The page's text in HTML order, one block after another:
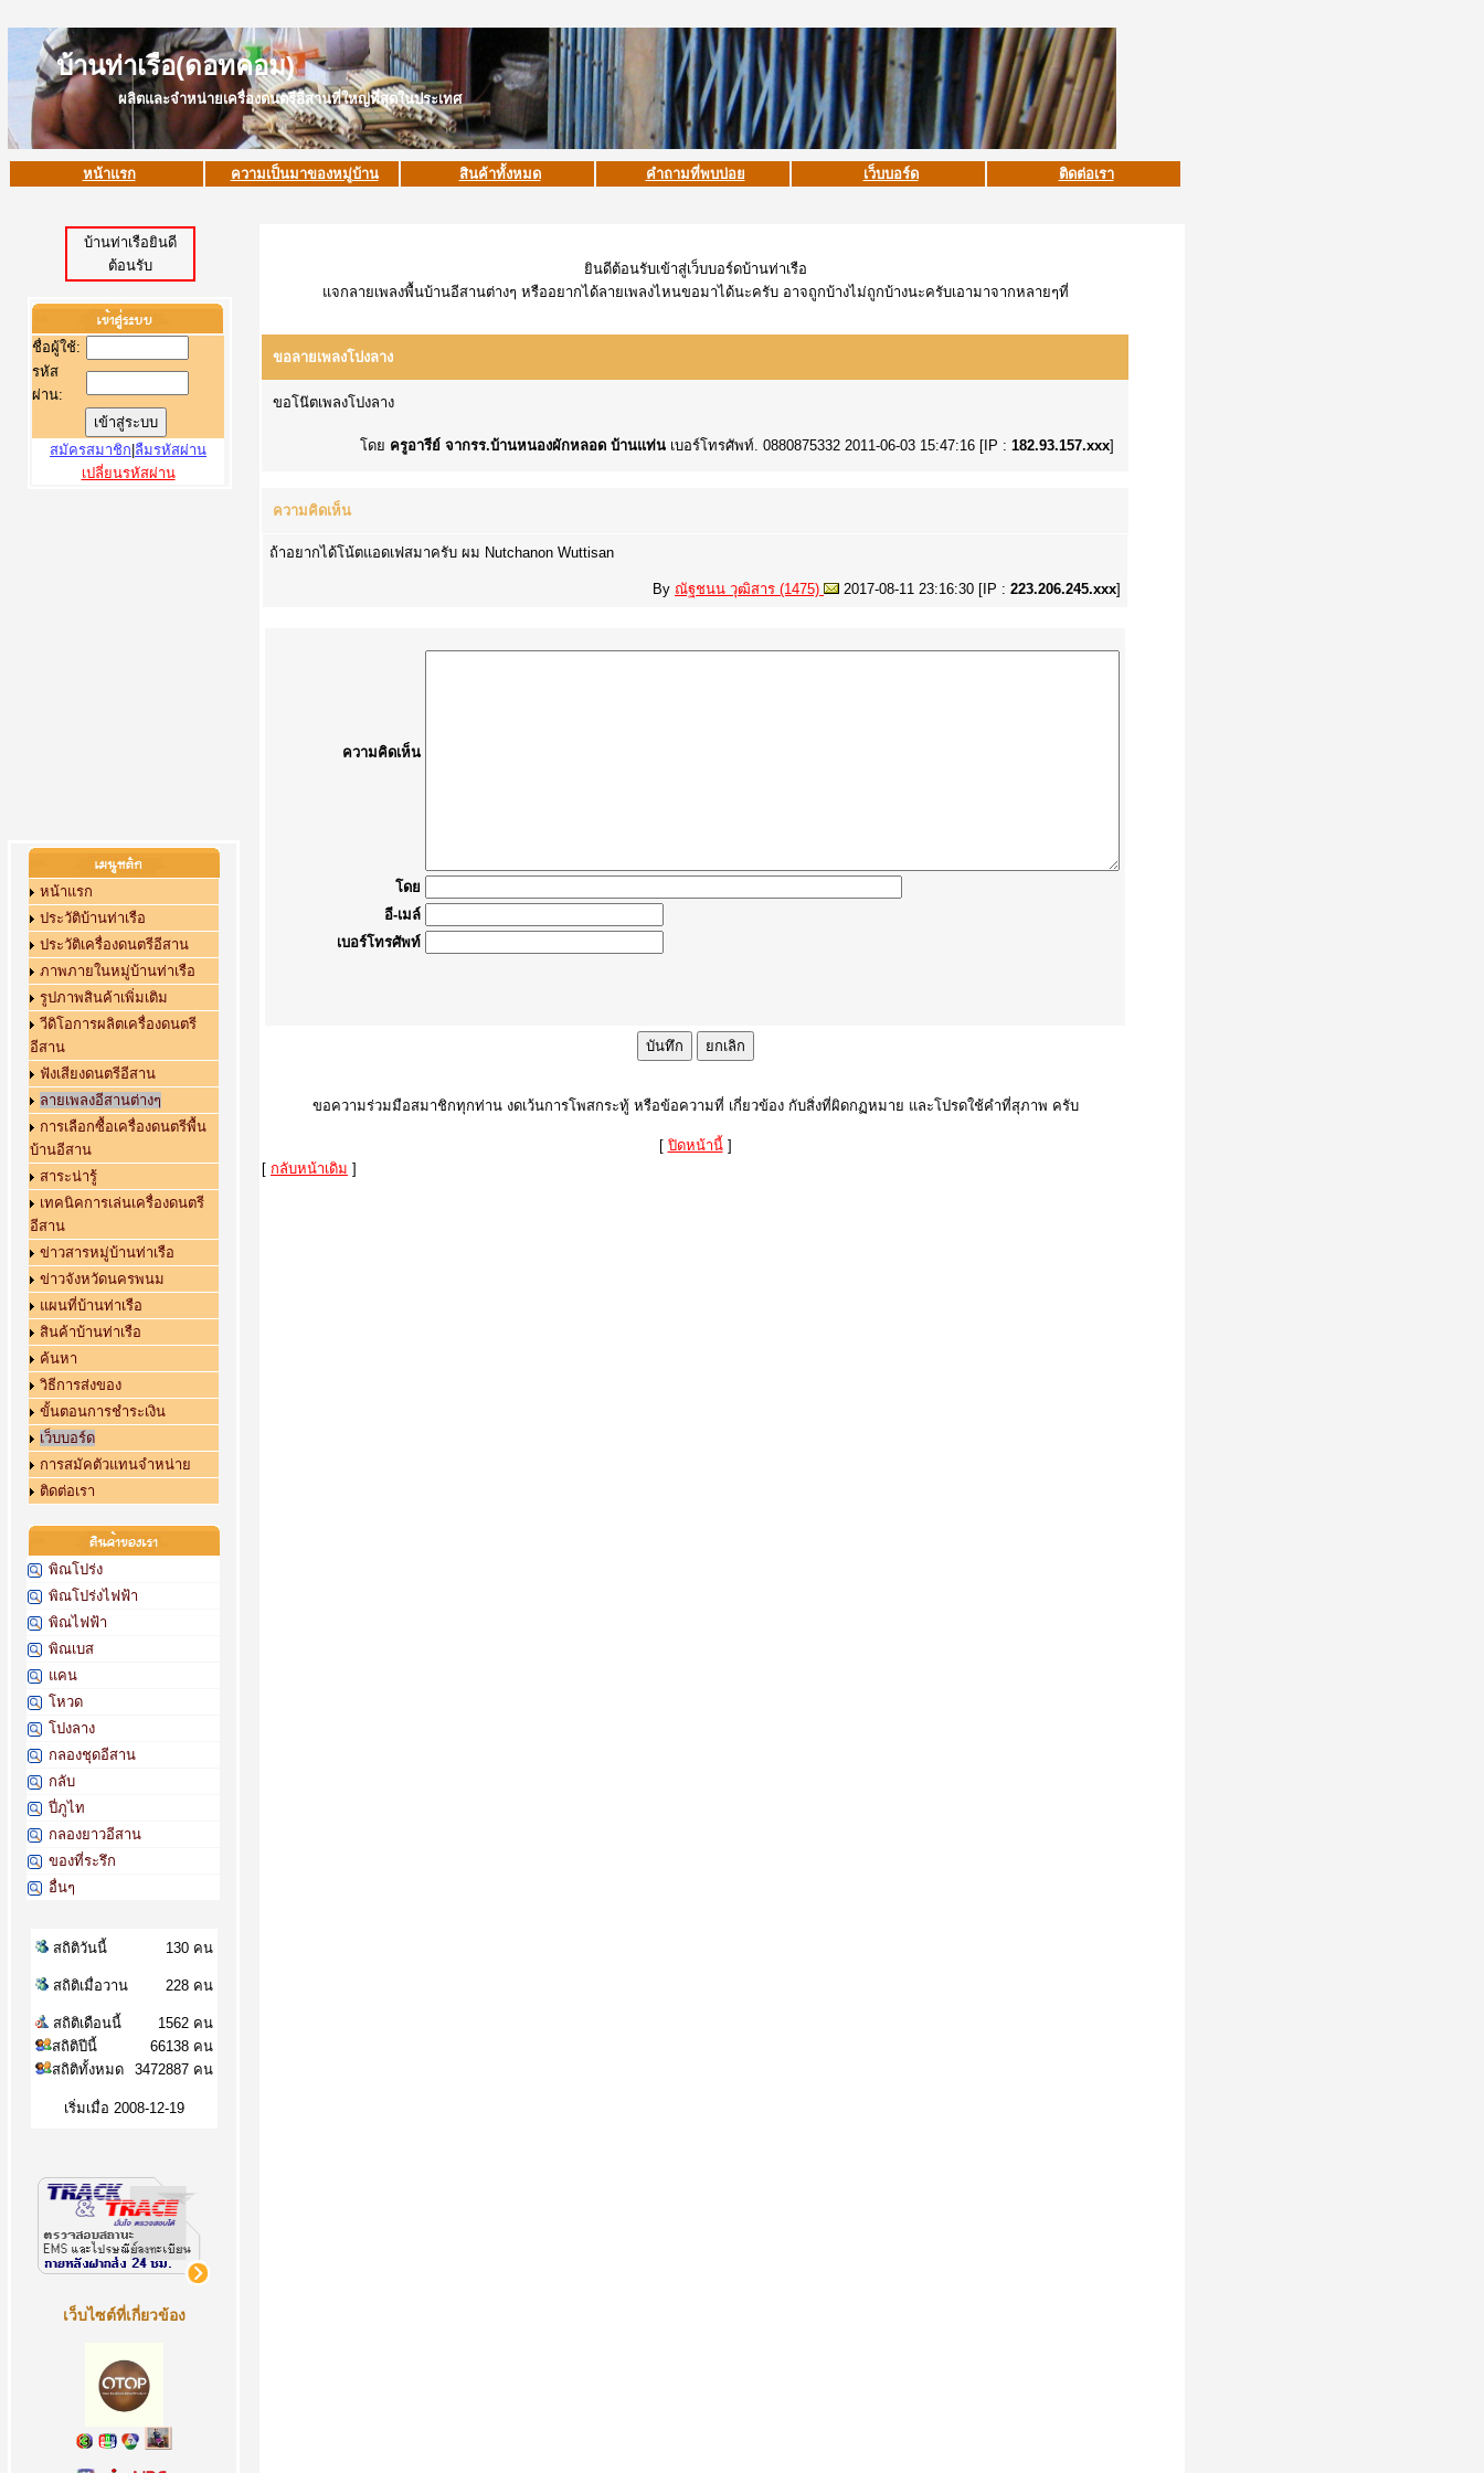
บ้านท่าเรือ(ดอทคอม)
ผลิตและจำหน่ายเครื่องดนตรีอีสานที่ใหญ่ที่สุดในประเทศ
หน้าแรก ความเป็นมาของหมู่บ้าน สินค้าทั้งหมด คำถามที่พบบ่อย เว็บบอร์ด ติดต่อเรา
บ้านท่าเรือยินดี
ต้อนรับ
ชื่อผู้ใช้:
รหัส
ผ่าน:
สมัครสมาชิก ลืมรหัสผ่าน
เปลี่ยนรหัสผ่าน
หน้าแรก
ประวัติบ้านท่าเรือ
ประวัติเครื่องดนตรีอีสาน
ภาพภายในหมู่บ้านท่าเรือ
รูปภาพสินค้าเพิ่มเติม
วีดิโอการผลิตเครื่องดนตรี
อีสาน
ฟังเสียงดนตรีอีสาน
ลายเพลงอีสานต่างๆ
การเลือกซื้อเครื่องดนตรีพื้น
บ้านอีสาน
สาระน่ารู้
เทคนิคการเล่นเครื่องดนตรี
อีสาน
ข่าวสารหมู่บ้านท่าเรือ
ข่าวจังหวัดนครพนม
แผนที่บ้านท่าเรือ
สินค้าบ้านท่าเรือ
ค้นหา
วิธีการส่งของ
ขั้นตอนการชำระเงิน
เว็บบอร์ด
การสมัคตัวแทนจำหน่าย
ติดต่อเรา
พิณโปร่ง
พิณโปร่งไฟฟ้า
พิณไฟฟ้า
พิณเบส
แคน
โหวด
โปงลาง
กลองชุดอีสาน
กลับ
ปี่ภูไท
กลองยาวอีสาน
ของที่ระรึก
อื่นๆ
สถิติวันนี้ 130 คน
สถิติเมื่อวาน 228 คน
สถิติเดือนนี้
สถิติปีนี้
สถิติทั้งหมด
1562 คน
66138 คน
3472887 คน
เริ่มเมื่อ 2008-12-19
เว็บไซต์ที่เกี่ยวข้อง
ยินดีต้อนรับเข้าสู่เว็บบอร์ดบ้านท่าเรือ
แจกลายเพลงพื้นบ้านอีสานต่างๆ หรืออยากได้ลายเพลงไหนขอมาได้นะครับ อาจถูกบ้างไม่ถูกบ้างนะครับเอามาจากหลายๆที่
ขอลายเพลงโปงลาง
ขอโน๊ตเพลงโปงลาง
โดย ครูอารีย์ จากรร.บ้านหนองผักหลอด บ้านแท่น เบอร์โทรศัพท์. 0880875332 2011-06-03 15:47:16 [IP : 182.93.157.xxx]
ความคิดเห็น
ถ้าอยากได้โน้ตแอดเฟสมาครับ ผม Nutchanon Wuttisan
By ณัฐชนน วุฒิสาร (1475) 2017-08-11 23:16:30 [IP : 223.206.245.xxx]
ความคิดเห็น
โดย
อี-เมล์
เบอร์โทรศัพท์
ขอความร่วมมือสมาชิกทุกท่าน งดเว้นการโพสกระทู้ หรือข้อความที่ เกี่ยวข้อง กับสิ่งที่ผิดกฏหมาย และโปรดใช้คำที่สุภาพ ครับ
[ ปิดหน้านี้]
[ กลับหน้าเดิม ]